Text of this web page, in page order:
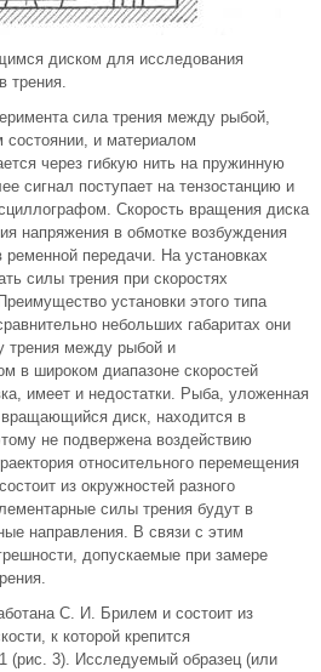
диском для исследования
трения.
сила трения между рыбой,
и материалом
через гибкую нить на пружинную
сигнал поступает на тензостанцию и
Скорость вращения диска
напряжения в обмотке возбуждения
передачи. На установках
силы трения при скоростях
установки этого типа
небольших габаритах они
трения между рыбой и
в широком диапазоне скоростей
имеет и недостатки. Рыба, уложенная
вращающийся диск, находится в
не подвержена воздействию
относительного перемещения
из окружностей разного
силы трения будут в
направления. В связи с этим
допускаемые при замере
С. И. Брилем и состоит из
к которой крепится
(рис. 3). Исследуемый образец (или